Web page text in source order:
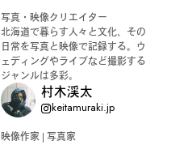
写真・映像クリエイター
北海道で暮らす人々と文化、その
日常を写真と映像で記録する。ウ
ェディングやライブなど撮影する
ジャンルは多彩。
村木渓太
keitamuraki.jp
映像作家 | 写真家